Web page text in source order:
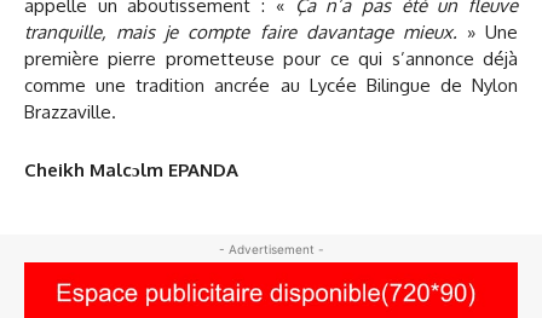
appelle un aboutissement : « Ça n’a pas été un fleuve
tranquille, mais je compte faire davantage mieux. » Une
première pierre prometteuse pour ce qui s’annonce déjà
comme une tradition ancrée au Lycée Bilingue de Nylon
Brazzaville.
Cheikh Malcɔlm EPANDA
- Advertisement -